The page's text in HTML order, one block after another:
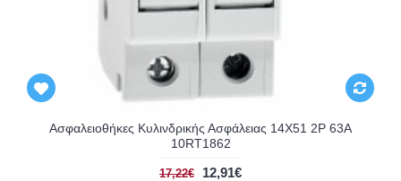
Ασφαλειοθήκες Κυλινδρικής Ασφάλειας 14X51 2P 63A
10RT1862
17,22€ 12,91€